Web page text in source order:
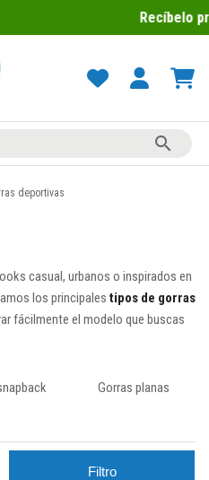
Recíbelo primero 📦 Paga

deportivas
casual, urbanos o inspirados en
los principales tipos de gorras
fácilmente el modelo que buscas
Gorras planas
Filtro